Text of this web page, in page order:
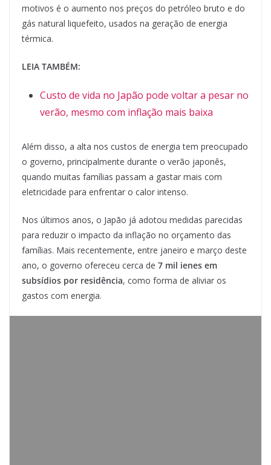
motivos é o aumento nos preços do petróleo bruto e do
gás natural liquefeito, usados na geração de energia
térmica.
LEIA TAMBÉM:
Custo de vida no Japão pode voltar a pesar no
verão, mesmo com inflação mais baixa
Além disso, a alta nos custos de energia tem preocupado
o governo, principalmente durante o verão japonês,
quando muitas famílias passam a gastar mais com
eletricidade para enfrentar o calor intenso.
Nos últimos anos, o Japão já adotou medidas parecidas
para reduzir o impacto da inflação no orçamento das
famílias. Mais recentemente, entre janeiro e março deste
ano, o governo ofereceu cerca de 7 mil ienes em
subsídios por residência, como forma de aliviar os
gastos com energia.